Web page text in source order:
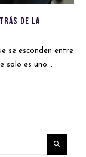
de la
se esconden entre
solo es uno...